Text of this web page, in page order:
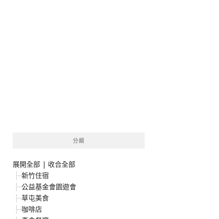
分類
展開全部 | 收合全部
新竹住宿
公益基金會園遊會
草屯美食
咖啡店